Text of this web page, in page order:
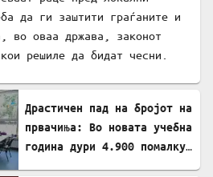
да ги заштити граѓаните и
во оваа држава, законот
решиле да бидат чесни.
Драстичен пад на бројот на
првачиња: Во новата учебна
година дури 4.900 помалку